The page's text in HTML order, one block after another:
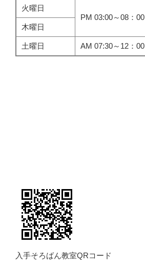
火曜日
PM 03:00～08：00
木曜日
土曜日 AM 07:30～12：00
入手そろばん教室QRコード